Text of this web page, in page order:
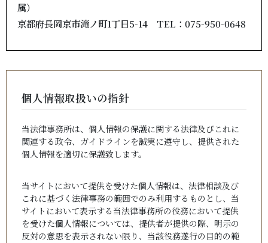
属）
京都府長岡京市滝ノ町1丁目5-14 TEL：075-950-0648
個人情報取扱いの指針
当法律事務所は、個人情報の保護に関する法律及びこれに
関連する政令、ガイドラインを誠実に遵守し、提供された
個人情報を適切に保護致します。
当サイトにおいて提供を受けた個人情報は、法律相談及び
これに基づく法律事務の範囲でのみ利用するものとし、当
サイトにおいて表示する当法律事務所の役務において提供
を受けた個人情報については、提供者が提供の際、明示の
反対の意思を表示されない限り、当該役務遂行の目的の範